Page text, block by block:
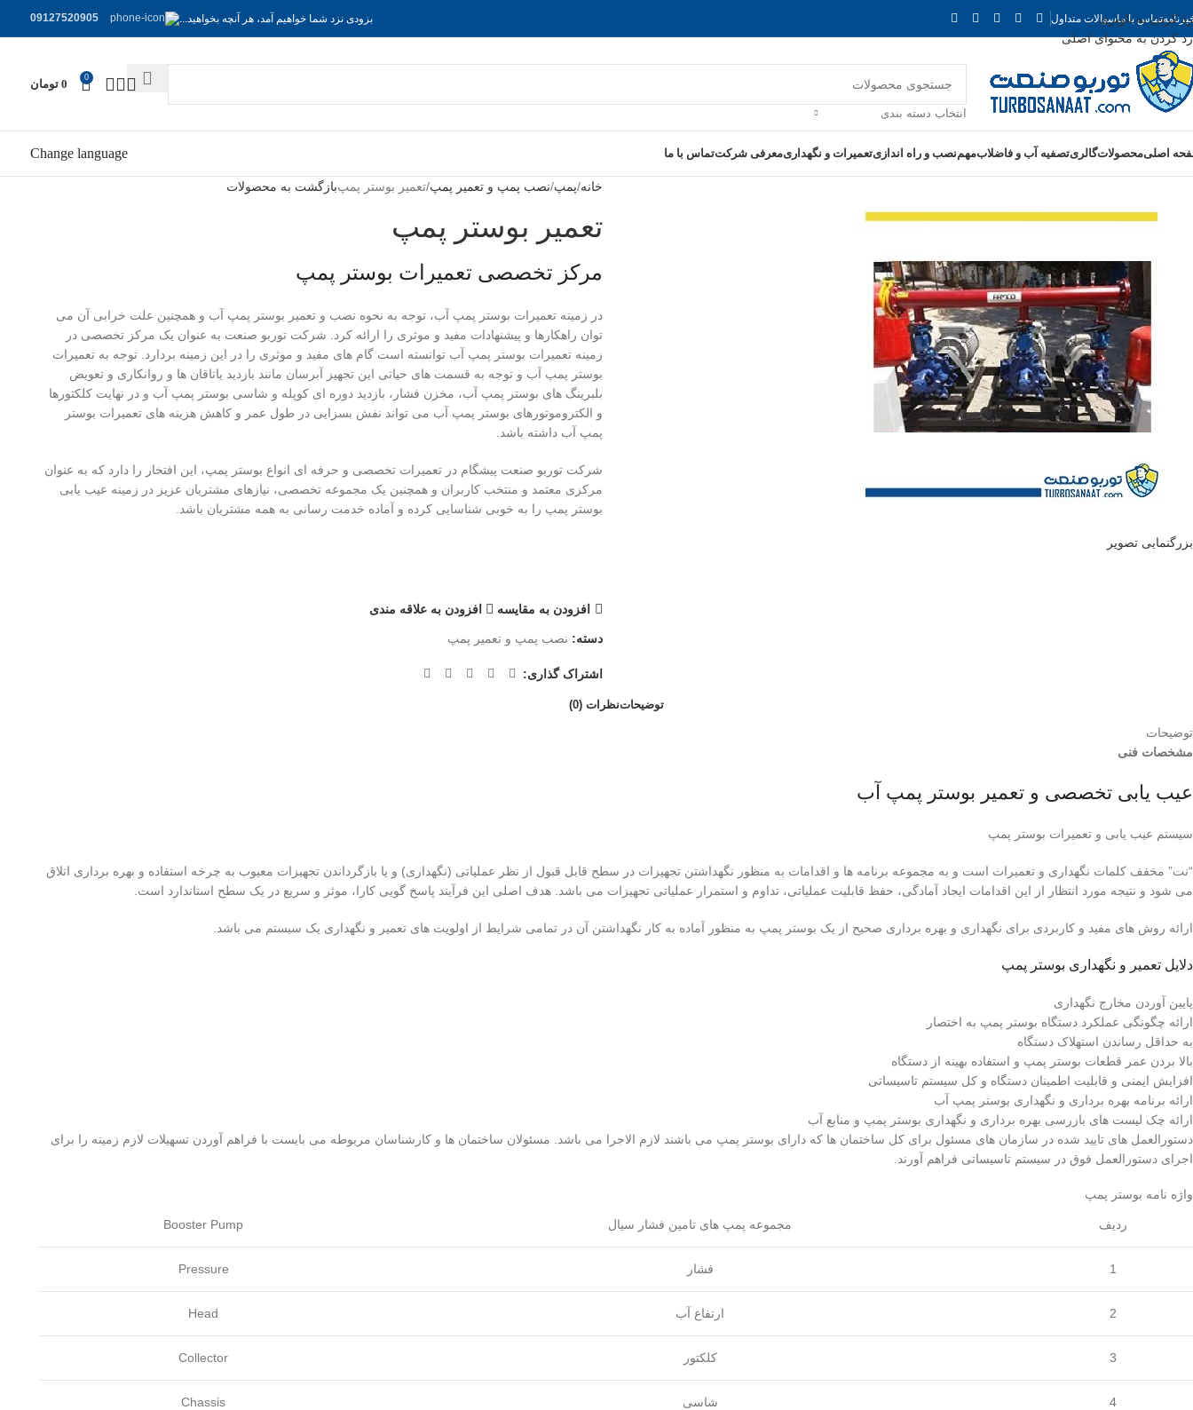
رد کردن به ناوبری
رد کردن به محتوای اصلی
تماس با ماسوالات متداول بزودی نزد شما خواهیم آمد، هر آنچه بخواهید... 09127520905
انتخاب دسته بندی
0
0 تومان
اصلیمحصولاتگالریتصفیه آب و فاضلابمهمنصب و راه اندازیتعمیرات و نگهداریمعرفی شرکتتماس با ما Change language
بزرگنمایی تصویر
خانه پمپ نصب پمپ و تعمیر پمپ تعمیر بوستر پمپبازگشت به محصولات
تعمیر بوستر پمپ
مرکز تخصصی تعمیرات بوستر پمپ
در زمینه تعمیرات بوستر پمپ آب، توجه به نحوه نصب و تعمیر بوستر پمپ آب و همچنین علت خرابی آن می
توان راهکارها و پیشنهادات مفید و موثری را ارائه کرد. شرکت توربو صنعت به عنوان یک مرکز تخصصی در
زمینه تعمیرات بوستر پمپ آب توانسته است گام های مفید و موثری را در این زمینه بردارد. توجه به تعمیرات
بوستر پمپ آب و توجه به قسمت های حیاتی این تجهیز آبرسان مانند بازدید یاتاقان ها و روانکاری و تعویض
بلبرینگ های بوستر پمپ آب، مخزن فشار، بازدید دوره ای کوپله و شاسی بوستر پمپ آب و در نهایت کلکتورها
و الکتروموتورهای بوستر پمپ آب می تواند نفش بسزایی در طول عمر و کاهش هزینه های تعمیرات بوستر
پمپ آب داشته باشد.
شرکت توربو صنعت پیشگام در تعمیرات تخصصی و حرفه ای انواع بوستر پمپ، این افتخار را دارد که به عنوان
مرکزی معتمد و منتخب کاربران و همچنین یک مجموعه تخصصی، نیازهای مشتریان عزیز در زمینه عیب یابی
بوستر پمپ را به خوبی شناسایی کرده و آماده خدمت رسانی به همه مشتریان باشد.
افزودن به مقایسه افزودن به علاقه مندی
دسته: نصب پمپ و تعمیر پمپ
اشتراک گذاری:
توضیحاتنظرات (0)
توضیحات
مشخصات فنی
عیب یابی تخصصی و تعمیر بوستر پمپ آب
سیستم عیب یابی و تعمیرات بوستر پمپ
“نت” مخفف کلمات نگهداری و تعمیرات است و به مجموعه برنامه ها و اقدامات به منظور نگهداشتن تجهیزات در سطح قابل قبول از نظر عملیاتی (نگهداری) و یا بازگرداندن تجهیزات معیوب به چرخه استفاده و بهره برداری اتلاق
می شود و نتیجه مورد انتظار از این اقدامات ایجاد آمادگی، حفظ قابلیت عملیاتی، تداوم و استمرار عملیاتی تجهیزات می باشد. هدف اصلی این فرآیند پاسخ گویی کارا، موثر و سریع در یک سطح استاندارد است.
ارائه روش های مفید و کاربردی برای نگهداری و بهره برداری صحیح از یک بوستر پمپ به منظور آماده به کار نگهداشتن آن در تمامی شرایط از اولویت های تعمیر و نگهداری یک سیستم می باشد.
دلایل تعمیر و نگهداری بوستر پمپ
پایین آوردن مخارج نگهداری
ارائه چگونگی عملکرد دستگاه بوستر پمپ به اختصار
به حداقل رساندن استهلاک دستگاه
بالا بردن عمر قطعات بوستر پمپ و استفاده بهینه از دستگاه
افزایش ایمنی و قابلیت اطمینان دستگاه و کل سیستم تاسیساتی
ارائه برنامه بهره برداری و نگهداری بوستر پمپ آب
ارائه چک لیست های بازرسی بهره برداری و نگهداری بوستر پمپ و منابع آب
دستورالعمل های تایید شده در سازمان های مسئول برای کل ساختمان ها که دارای بوستر پمپ می باشند لازم الاجرا می باشد. مسئولان ساختمان ها و کارشناسان مربوطه می بایست با فراهم آوردن تسهیلات لازم زمینه را برای
اجرای دستورالعمل فوق در سیستم تاسیساتی فراهم آورند.
واژه نامه بوستر پمپ
ردیف مجموعه پمپ های تامین فشار سیال Booster Pump
1 فشار Pressure
2 ارتفاع آب Head
3 کلکتور Collector
4 شاسی Chassis